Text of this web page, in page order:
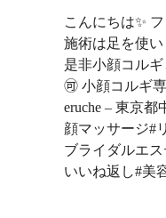
こんにちは✨
施術は足を使
是非小顔コル
🉑 小顔コルギ
eruche – 東京
顔マッサージ#
ブライダルエ
いいね返し#美